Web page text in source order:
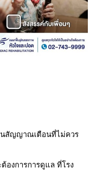
ป็นสัญญาณเตือนที่ไม่ควร
องการการดูแล ที่โรง